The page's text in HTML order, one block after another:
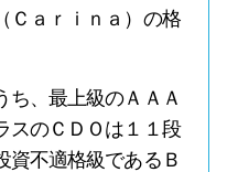
Ｃａｒｉｎａ）の格
、最上級のＡＡＡ
スのＣＤＯは１１段
資不適格級であるＢ